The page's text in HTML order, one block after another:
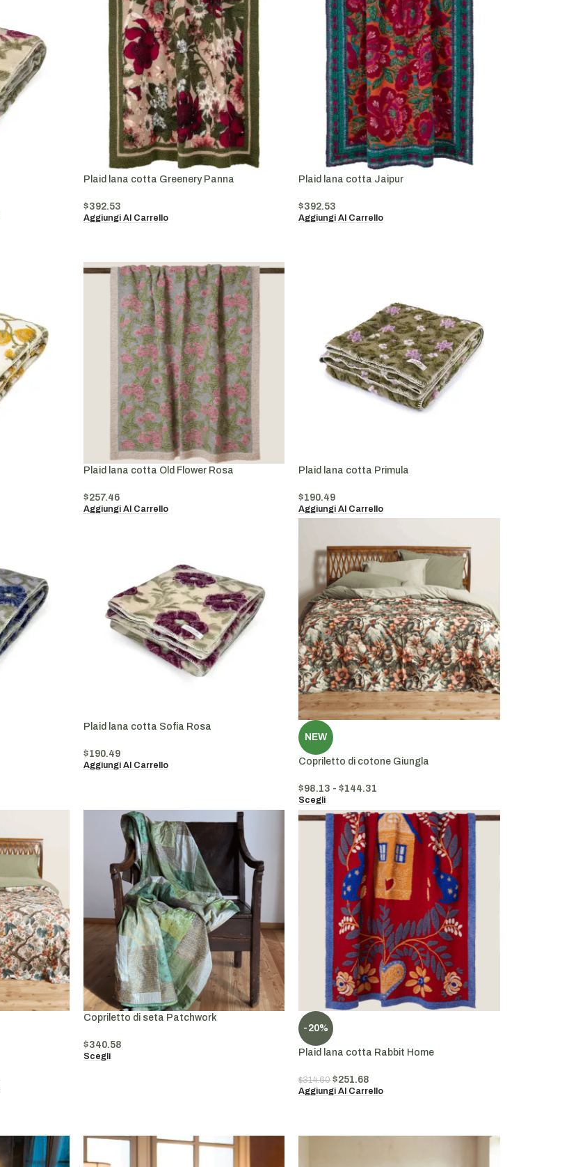
Plaid lana cotta Greenery Panna
$392.53
Aggiungi Al Carrello
Plaid lana cotta Jaipur
$392.53
Aggiungi Al Carrello
Plaid lana cotta Old Flower Rosa
$257.46
Aggiungi Al Carrello
Plaid lana cotta Primula
$190.49
Aggiungi Al Carrello
Plaid lana cotta Sofia Rosa
$190.49
Aggiungi Al Carrello
NEW
Copriletto di cotone Giungla
$98.13 - $144.31
Scegli
Copriletto di seta Patchwork
$340.58
Scegli
-20%
Plaid lana cotta Rabbit Home
$314.60 $251.68
Aggiungi Al Carrello